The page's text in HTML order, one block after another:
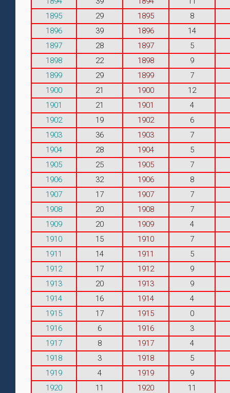
1895
29 1895
8
1896
39 1896
14
1897
28 1897
5
1898
22 1898
9
1899
29 1899
7
1900
21 1900
12
1901
21 1901
4
1902
19 1902
6
1903
36 1903
7
1904
28 1904
5
1905
25 1905
7
1906
32 1906
8
1907
17 1907
7
1908
20 1908
7
1909
20 1909
4
1910
15 1910
7
1911
14 1911
5
1912
17 1912
9
1913
20 1913
9
1914
16 1914
4
1915
17 1915
0
1916
6 1916
3
1917
8 1917
4
1918
3 1918
5
1919
4 1919
9
1920
11 1920
11